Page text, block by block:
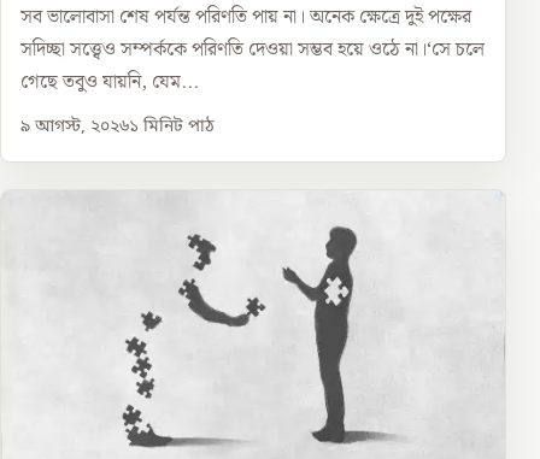
সব ভালোবাসা শেষ পর্যন্ত পরিণতি পায় না। অনেক ক্ষেত্রে দুই পক্ষের
সদিচ্ছা সত্ত্বেও সম্পর্ককে পরিণতি দেওয়া সম্ভব হয়ে ওঠে না।‘সে চলে
গেছে তবুও যায়নি, যেম...
৯ আগস্ট, ২০২৬১ মিনিট পাঠ